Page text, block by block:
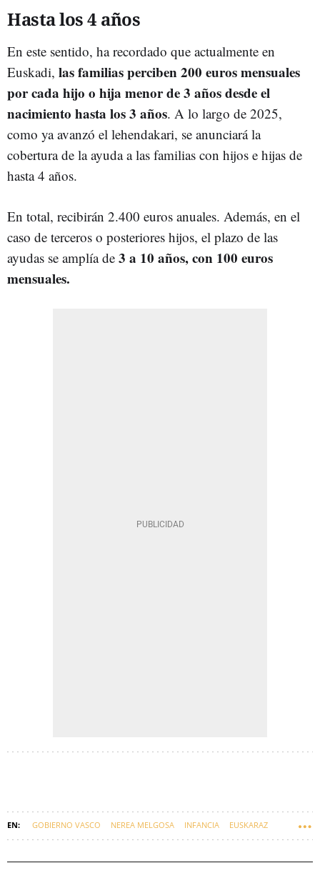
Hasta los 4 años
En este sentido, ha recordado que actualmente en
Euskadi, las familias perciben 200 euros mensuales
por cada hijo o hija menor de 3 años desde el
nacimiento hasta los 3 años. A lo largo de 2025,
como ya avanzó el lehendakari, se anunciará la
cobertura de la ayuda a las familias con hijos e hijas de
hasta 4 años.
En total, recibirán 2.400 euros anuales. Además, en el
caso de terceros o posteriores hijos, el plazo de las
ayudas se amplía de 3 a 10 años, con 100 euros
mensuales.
GOBIERNO VASCO NEREA MELGOSA INFANCIA EUSKARAZ